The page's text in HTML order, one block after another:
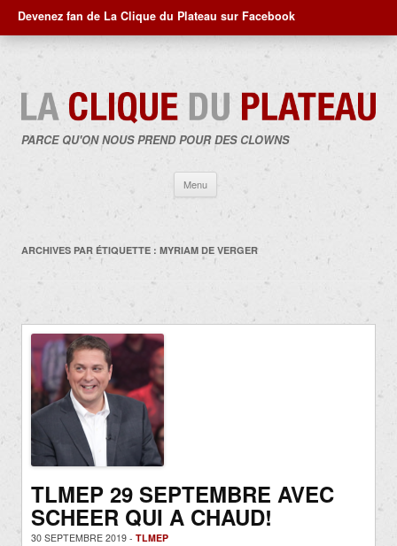
Devenez fan de La Clique du Plateau sur Facebook
PARCE QU'ON NOUS PREND POUR DES CLOWNS
Menu
contenu
ARCHIVES PAR ÉTIQUETTE : MYRIAM DE VERGER
TLMEP 29 SEPTEMBRE AVEC
SCHEER QUI A CHAUD!
30 SEPTEMBRE 2019 - TLMEP